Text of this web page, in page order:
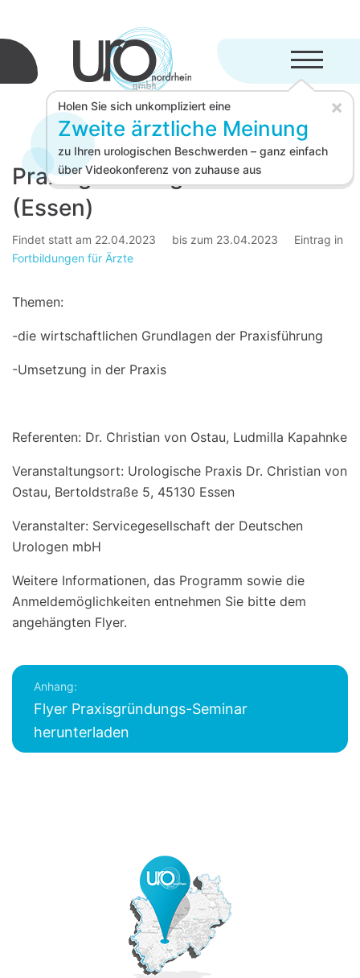
Menü
Holen Sie sich unkompliziert eine
Zweite ärztliche Meinung
zu Ihren urologischen Beschwerden – ganz einfach
über Videokonferenz von zuhause aus
×
Praxisgründungs-Seminar
(Essen)
Findet statt am 22.04.2023 bis zum 23.04.2023
Eintrag in
Fortbildungen für Ärzte
Themen:
-die wirtschaftlichen Grundlagen der Praxisführung
-Umsetzung in der Praxis
Referenten: Dr. Christian von Ostau, Ludmilla Kapahnke
Veranstaltungsort: Urologische Praxis Dr. Christian von
Ostau, Bertoldstraße 5, 45130 Essen
Veranstalter: Servicegesellschaft der Deutschen
Urologen mbH
Weitere Informationen, das Programm sowie die
Anmeldemöglichkeiten entnehmen Sie bitte dem
angehängten Flyer.
Anhang:
Flyer Praxisgründungs-Seminar
herunterladen